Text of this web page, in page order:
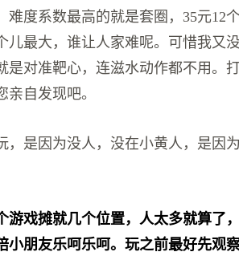
难度系数最高的就是套圈，35元12
儿最大，谁让人家难呢。可惜我又
是对准靶心，连滋水动作都不用。
自发现吧。
，是因为没人，没在小黄人，是因
游戏摊就几个位置，人太多就算了
小朋友乐呵乐呵。玩之前最好先观